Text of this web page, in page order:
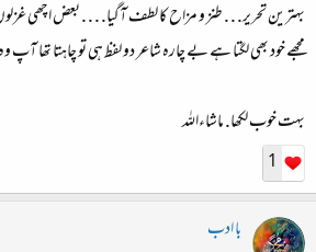
بہترین تحریر. . . طنز و مزاح کا لطف آگیا. . . . بعض اچھی
مجھے خود بھی لگتا ہے بے چارہ شاعر دو لفظ ہی تو چاہتا تھا آپ
بہت خوب لکھا. ماشاءاللہ
1
با ادب